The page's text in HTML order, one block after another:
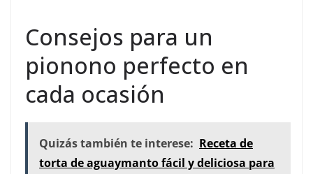
Consejos para un
pionono perfecto en
cada ocasión
Quizás también te interese: Receta de
torta de aguaymanto fácil y deliciosa para